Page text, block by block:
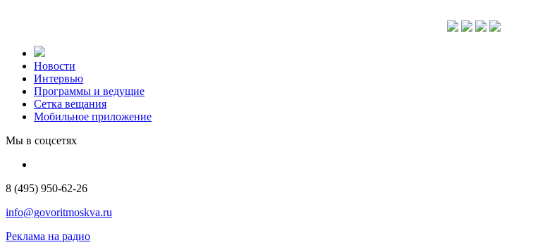
Новости
Интервью
Программы и ведущие
Сетка вещания
Мобильное приложение
Мы в соцсетях
8 (495) 950-62-26
info@govoritmoskva.ru
Реклама на радио